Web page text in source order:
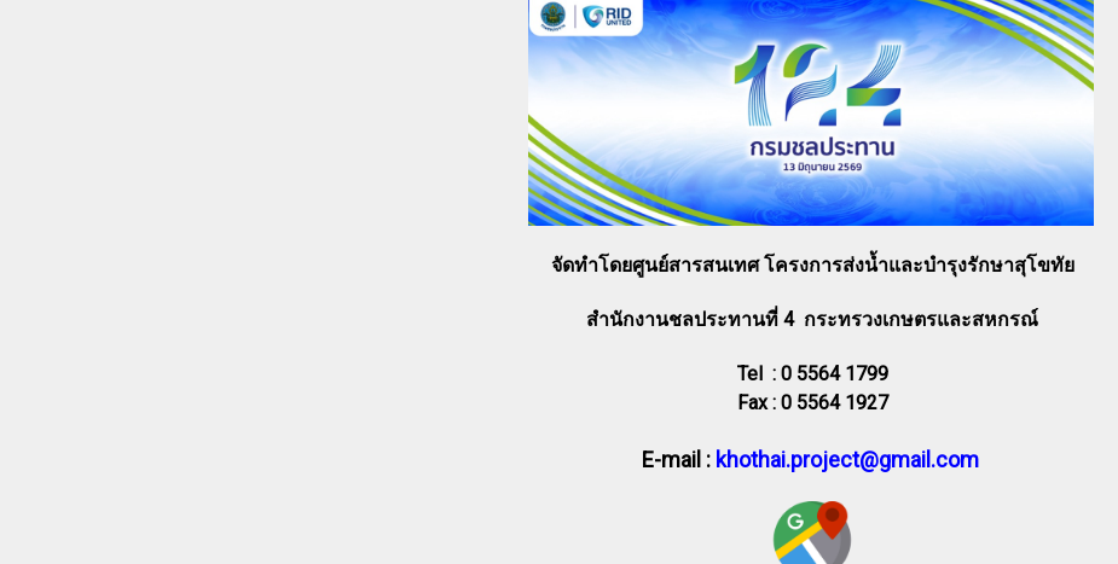
จัดทำโดยศูนย์สารสนเทศ โครงการส่งน้ำและบำรุงรักษาสุโขทัย
สำนักงานชลประทานที่ 4 กระทรวงเกษตรและสหกรณ์
Tel : 0 5564 1799
Fax : 0 5564 1927
E-mail : khothai.project@gmail.com